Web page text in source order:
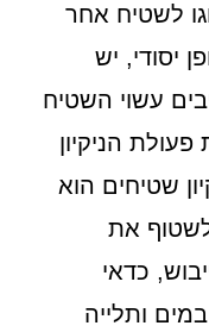
לשטיח אחר
יסודי, יש
עשוי השטיח
הניקיון
שטיחים הוא
את
כדאי
ותלייה